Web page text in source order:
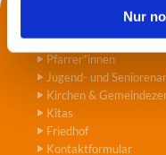
Nur
Die Küsterei
Pfarrer*innen
Jugend- und
Kirchen &
Kitas
Friedhof
Kontaktformular